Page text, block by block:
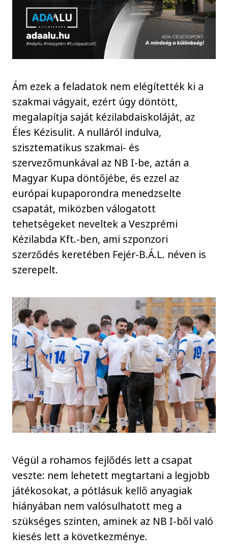
Ám ezek a feladatok nem elégítették ki a
szakmai vágyait, ezért úgy döntött,
megalapítja saját kézilabdaiskoláját, az
Éles Kézisulit. A nulláról indulva,
szisztematikus szakmai- és
szervezőmunkával az NB I-be, aztán a
Magyar Kupa döntőjébe, és ezzel az
európai kupaporondra menedzselte
csapatát, miközben válogatott
tehetségeket neveltek a Veszprémi
Kézilabda Kft.-ben, ami szponzori
szerződés keretében Fejér-B.Á.L. néven is
szerepelt.
Végül a rohamos fejlődés lett a csapat
veszte: nem lehetett megtartani a legjobb
játékosokat, a pótlásuk kellő anyagiak
hiányában nem valósulhatott meg a
szükséges szinten, aminek az NB I-ből való
kiesés lett a következménye.